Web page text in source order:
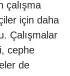
çalışma
için daha
Çalışmalar
cephe
de